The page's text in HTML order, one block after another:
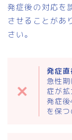
発症後の対応を
させることがあ
さい。
発症
急性
症が
発症
を保つ